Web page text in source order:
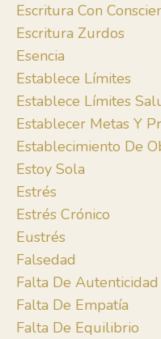
Escritura Con
Escritura Zurdos
Esencia
Establece Límites
Establece Límites
Establecer Metas Y
Establecimiento De
Estoy Sola
Estrés
Estrés Crónico
Eustrés
Falsedad
Falta De Autenticidad
Falta De Empatía
Falta De Equilibrio